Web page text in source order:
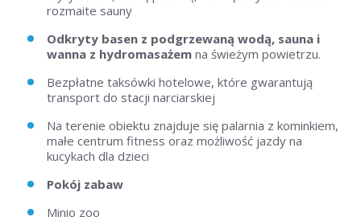
rozmaite sauny
Odkryty basen z podgrzewaną wodą, sauna i
wanna z hydromasażem na świeżym powietrzu.
Bezpłatne taksówki hotelowe, które gwarantują
transport do stacji narciarskiej
Na terenie obiektu znajduje się palarnia z kominkiem,
małe centrum fitness oraz możliwość jazdy na
kucykach dla dzieci
Pokój zabaw
Minio zoo